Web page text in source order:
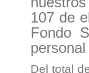
107 de
Fondo
Del total